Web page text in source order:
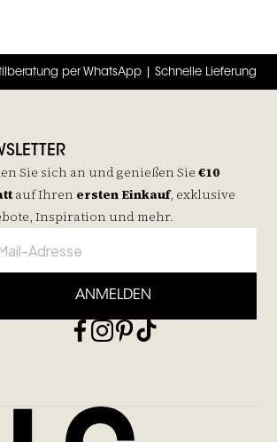
per WhatsApp | Schnelle Lieferung
Sie sich an und genießen Sie €10
aufIhren ersten Einkauf, exklusive
Inspiration und mehr.
ANMELDEN